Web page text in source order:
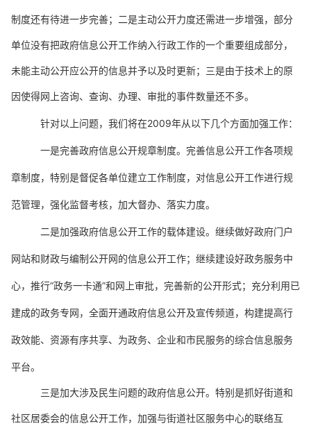
制度还有待进一步完善；二是主动公开力度还需进一步增强，部分
单位没有把政府信息公开工作纳入行政工作的一个重要组成部分，
未能主动公开应公开的信息并予以及时更新；三是由于技术上的原
因使得网上咨询、查询、办理、审批的事件数量还不多。
针对以上问题，我们将在2009年从以下几个方面加强工作：
一是完善政府信息公开规章制度。完善信息公开工作各项规
章制度，特别是督促各单位建立工作制度，对信息公开工作进行规
范管理，强化监督考核，加大督办、落实力度。
二是加强政府信息公开工作的载体建设。继续做好政府门户
网站和财政与编制公开网的信息公开工作；继续建设好政务服务中
心，推行“政务一卡通”和网上审批，完善新的公开形式；充分利用已
建成的政务专网，全面开通政府信息公开及宣传频道，构建提高行
政效能、资源有序共享、为政务、企业和市民服务的综合信息服务
平台。
三是加大涉及民生问题的政府信息公开。特别是抓好街道和
社区居委会的信息公开工作，加强与街道社区服务中心的联络互